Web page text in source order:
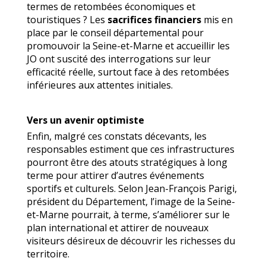
termes de retombées économiques et
touristiques ? Les sacrifices financiersmis en
place par le conseil départemental pour
promouvoir la Seine-et-Marne et accueillir les
JO ont suscité des interrogations sur leur
efficacité réelle, surtout face à des retombées
inférieures aux attentes initiales.
Vers un avenir optimiste
Enfin, malgré ces constats décevants, les
responsables estiment que ces infrastructures
pourront être des atouts stratégiques à long
terme pour attirer d’autres événements
sportifs et culturels. Selon Jean-François Parigi,
président du Département, l’image de la Seine-
et-Marne pourrait, à terme, s’améliorer sur le
plan international et attirer de nouveaux
visiteurs désireux de découvrir les richesses du
territoire.